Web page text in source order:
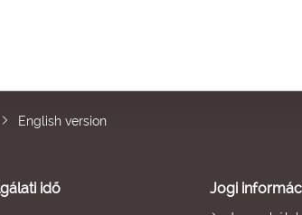
English version
idő Jogi